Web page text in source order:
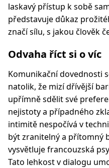
laskavý přístup k sobě
představuje důkaz
značí sílu, s jakou člověk
Odvaha říct si o víc
Komunikační dovednosti
natolik, že mizí dřívější
upřímně sdělit své
nejistoty a případného
intimitě nespočívá v
být zranitelný a přítomný
vysvětluje francouzská
Tato lehkost v dialogu